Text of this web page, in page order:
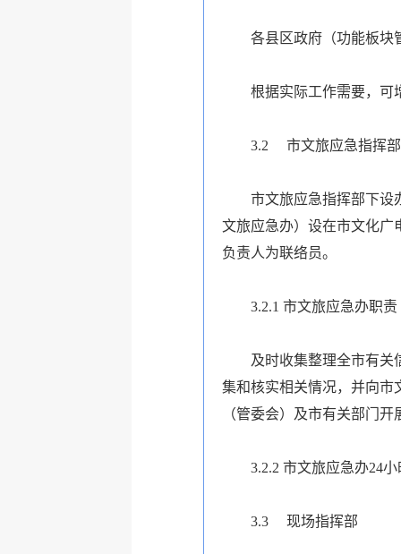
各县区政府（功能板块
根据实际工作需要，可
3.2 市文旅应急指挥
市文旅应急指挥部下设
文旅应急办）设在市文化广
负责人为联络员。
3.2.1 市文旅应急办职责
及时收集整理全市有关
集和核实相关情况，并向市
（管委会）及市有关部门
3.2.2 市文旅应急办24
3.3现场指挥部